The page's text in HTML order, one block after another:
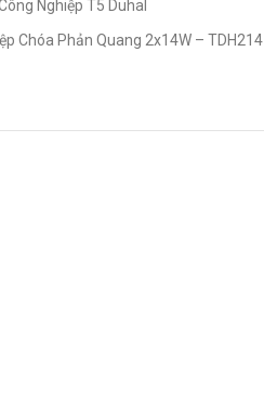
Nghiệp T5 Duhal
Chóa Phản Quang 2x14W – TDH214